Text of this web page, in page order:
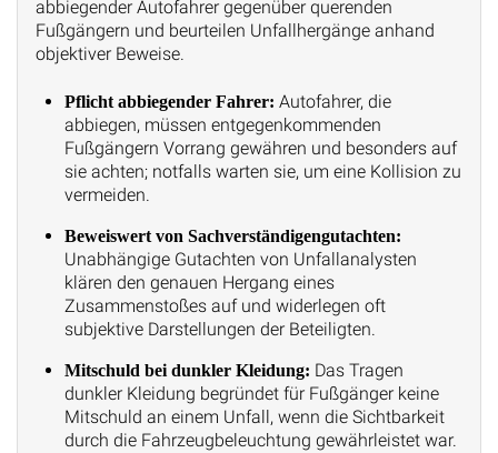
abbiegender Autofahrer gegenüber querenden
Fußgängern und beurteilen Unfallhergänge anhand
objektiver Beweise.
Pflicht abbiegender Fahrer: Autofahrer, die
abbiegen, müssen entgegenkommenden
Fußgängern Vorrang gewähren und besonders auf
sie achten; notfalls warten sie, um eine Kollision zu
vermeiden.
Beweiswert von Sachverständigengutachten:
Unabhängige Gutachten von Unfallanalysten
klären den genauen Hergang eines
Zusammenstoßes auf und widerlegen oft
subjektive Darstellungen der Beteiligten.
Mitschuld bei dunkler Kleidung: Das Tragen
dunkler Kleidung begründet für Fußgänger keine
Mitschuld an einem Unfall, wenn die Sichtbarkeit
durch die Fahrzeugbeleuchtung gewährleistet war.